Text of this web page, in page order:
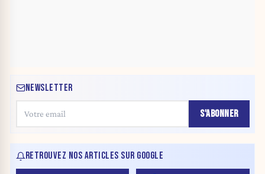
NEWSLETTER
S'ABONNER
RETROUVEZ NOS ARTICLES SUR GOOGLE